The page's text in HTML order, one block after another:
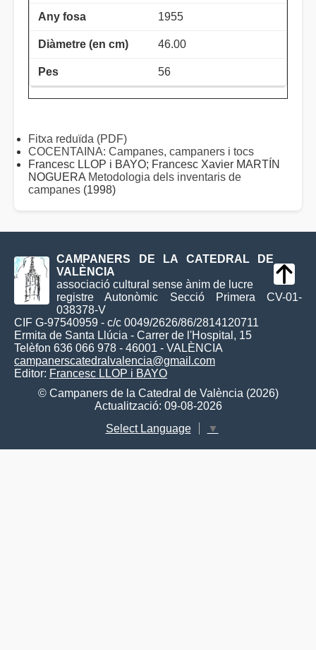
1955
46.00
56
Fitxa reduïda (PDF)
COCENTAINA: Campanes, campaners i tocs
Francesc LLOP i BAYO; Francesc Xavier MARTÍN
NOGUERA Metodologia dels inventaris de
campanes (1998)
CAMPANERS DE LA CATEDRAL DE
VALÈNCIA
associació cultural sense ànim de lucre
registre Autonòmic Secció Primera CV-01-
038378-V
CIF G-97540959 - c/c 0049/2626/86/2814120711
Ermita de Santa Llúcia - Carrer de l'Hospital, 15
Telèfon 636 066 978 - 46001 - VALÈNCIA
campanerscatedralvalencia@gmail.com
Editor: Francesc LLOP i BAYO
© Campaners de la Catedral de València (2026)
Actualització: 09-08-2026
Select Language
▼